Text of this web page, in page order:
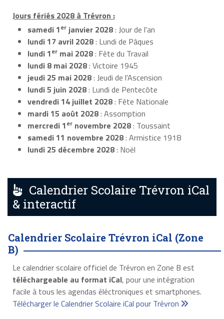
Jours fériés 2028 à Trévron :
samedi 1er janvier 2028: Jour de l'an
lundi 17 avril 2028: Lundi de Pâques
lundi 1er mai 2028: Fête du Travail
lundi 8 mai 2028: Victoire 1945
jeudi 25 mai 2028: Jeudi de l'Ascension
lundi 5 juin 2028: Lundi de Pentecôte
vendredi 14 juillet 2028: Fête Nationale
mardi 15 août 2028: Assomption
mercredi 1er novembre 2028: Toussaint
samedi 11 novembre 2028: Armistice 1918
lundi 25 décembre 2028: Noël
Calendrier Scolaire Trévron iCal
& interactif
Calendrier Scolaire Trévron iCal (Zone
B)
Le calendrier scolaire officiel de Trévron en Zone B est
téléchargeable au format iCal, pour une intégration
facile à tous les agendas éléctroniques et smartphones.
Télécharger le Calendrier Scolaire iCal pour Trévron